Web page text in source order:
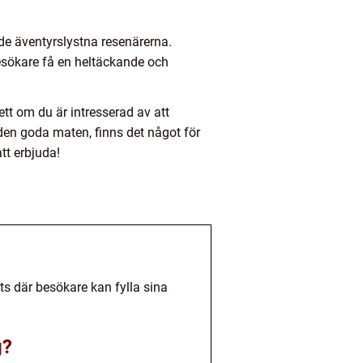
äventyrslystna resenärerna.
få en heltäckande och
om du är intresserad av att
goda maten, finns det något för
erbjuda!
där besökare kan fylla sina